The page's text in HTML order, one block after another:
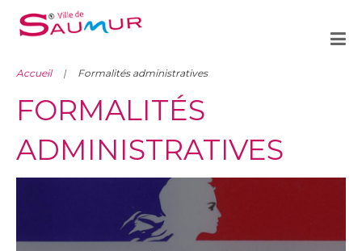
Accueil Formalités administratives
FORMALITÉS
ADMINISTRATIVES